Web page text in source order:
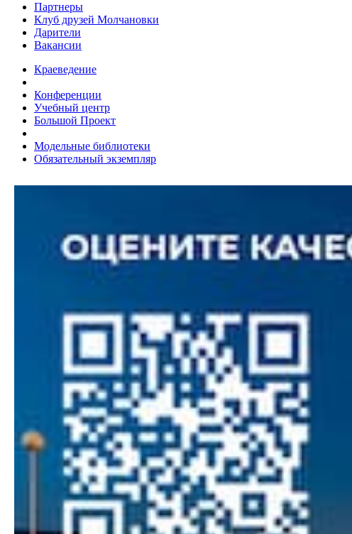
Партнеры
Клуб друзей Молчановки
Дарители
Вакансии
Краеведение
Конференции
Учебный центр
Большой Проект
Модельные библиотеки
Обязательный экземпляр